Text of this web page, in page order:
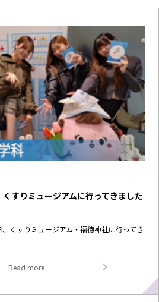
すりミュージアムに行ってきました
くすりミュージアム・福徳神社に行ってき
Read more